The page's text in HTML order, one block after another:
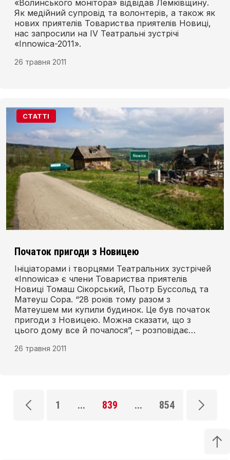
«Волинського монітора» відвідав Лемківщину.
Як медійний супровід та волонтерів, а також як
нових приятелів Товариства приятелів Новиці,
нас запросили на IV Театральні зустрічі
«Innowica-2011».
26 травня 2011
СТАТТІ
Початок пригоди з Новицею
Ініціаторами і творцями Театральних зустрічей
«Innowica» є члени Товариства приятелів
Новиці Томаш Сікорський, Пьотр Буссольд та
Матеуш Сора. “28 років тому разом з
Матеушем ми купили будинок. Це був початок
пригоди з Новицею. Можна сказати, що з
цього дому все й почалося”, – розповідає
століття в Новиці поселилися втікачі з міст,
26 травня 2011
1 ... 839 ... 854